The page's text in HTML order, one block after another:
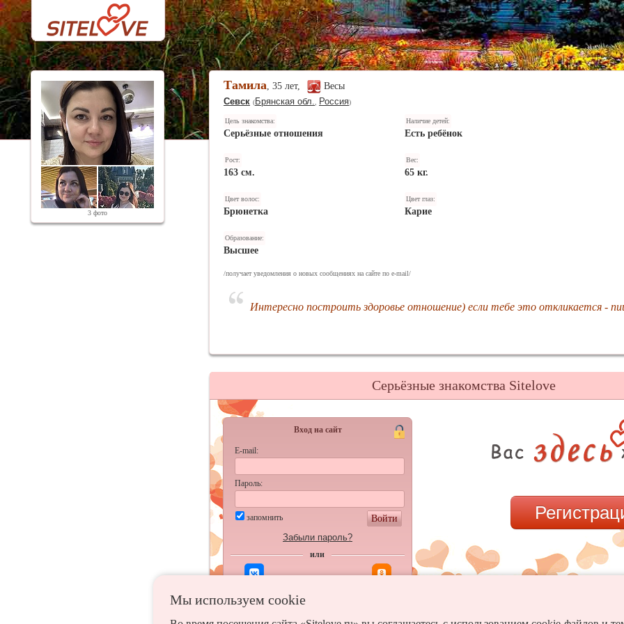
3 фото
Тамила, 35 лет,
Весы
Севск (Брянская обл. Россия)
Цель знакомства:
Серьёзные отношения
Наличие детей:
Есть ребёнок
Рост:
163 см.
Вес:
65 кг.
Цвет волос:
Брюнетка
Цвет глаз:
Карие
Образование:
Высшее
/получает уведомления о новых сообщениях на сайте по e-mail/
Интересно построить здоровье отношение) если тебе это откликается -
Мы используем сookie
Серьёзные знакомства Sitelove
Вход на сайт
E-mail:
Пароль:
запомнить
Войти
Забыли пароль?
или